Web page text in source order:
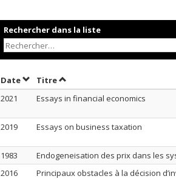
Rechercher dans la liste
DateTrier par date en ordre décroissant
TitreTrier par titre en ordre
2021
Essays in financial economics
2019 Essays on business taxation
1983
Endogeneisation des prix dans les
2016
Principaux obstacles à la décision